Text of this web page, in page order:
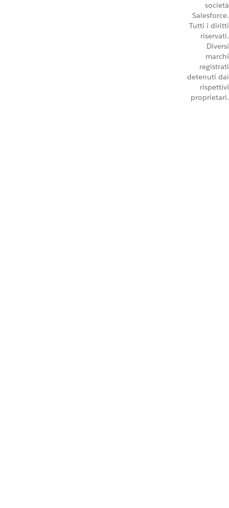
società
Salesforce.
Tutti i diritti
riservati.
Diversi
marchi
registrati
detenuti dai
rispettivi
proprietari.